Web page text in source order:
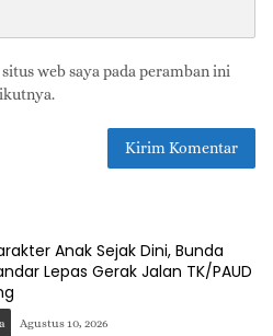
web saya pada peramban ini
Anak Sejak Dini, Bunda
Lepas Gerak Jalan TK/PAUD
Agustus 10, 2026